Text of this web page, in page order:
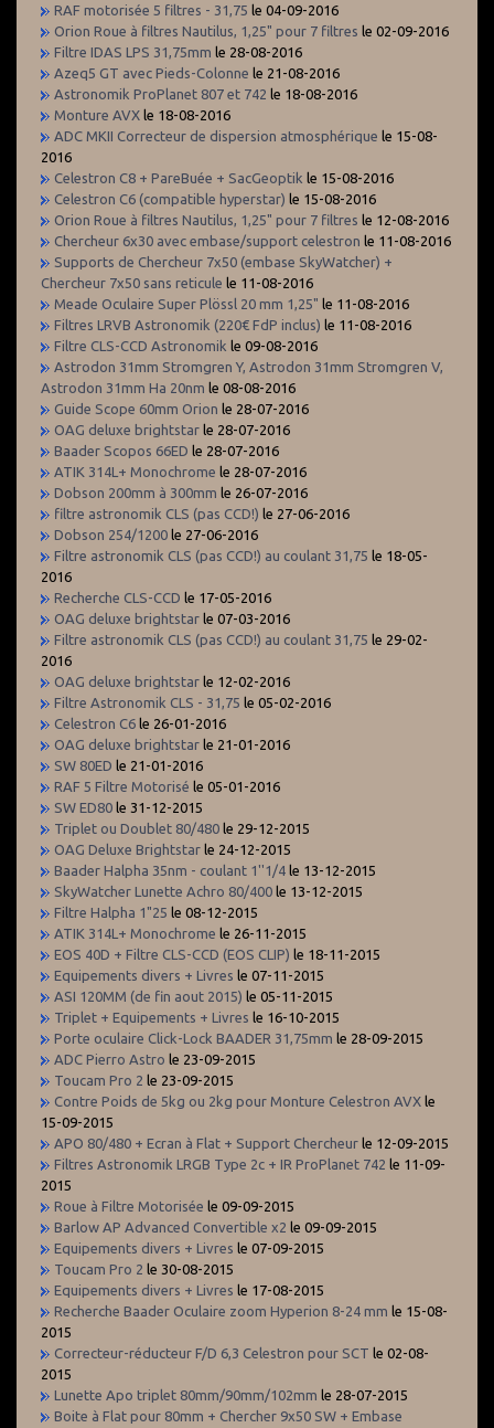
RAF motorisée 5 filtres - 31,75 le 04-09-2016
Orion Roue à filtres Nautilus, 1,25" pour 7 filtres le 02-09-2016
Filtre IDAS LPS 31,75mm le 28-08-2016
Azeq5 GT avec Pieds-Colonne le 21-08-2016
Astronomik ProPlanet 807 et 742 le 18-08-2016
Monture AVX le 18-08-2016
ADC MKII Correcteur de dispersion atmosphérique le 15-08-
2016
Celestron C8 + PareBuée + SacGeoptik le 15-08-2016
Celestron C6 (compatible hyperstar) le 15-08-2016
Orion Roue à filtres Nautilus, 1,25" pour 7 filtres le 12-08-2016
Chercheur 6x30 avec embase/support celestron le 11-08-2016
Supports de Chercheur 7x50 (embase SkyWatcher) +
Chercheur 7x50 sans reticule le 11-08-2016
Meade Oculaire Super Plössl 20 mm 1,25" le 11-08-2016
Filtres LRVB Astronomik (220€ FdP inclus) le 11-08-2016
Filtre CLS-CCD Astronomik le 09-08-2016
Astrodon 31mm Stromgren Y, Astrodon 31mm Stromgren V,
Astrodon 31mm Ha 20nm le 08-08-2016
Guide Scope 60mm Orion le 28-07-2016
OAG deluxe brightstar le 28-07-2016
Baader Scopos 66ED le 28-07-2016
ATIK 314L+ Monochrome le 28-07-2016
Dobson 200mm à 300mm le 26-07-2016
filtre astronomik CLS (pas CCD!) le 27-06-2016
Dobson 254/1200 le 27-06-2016
Filtre astronomik CLS (pas CCD!) au coulant 31,75 le 18-05-
2016
Recherche CLS-CCD le 17-05-2016
OAG deluxe brightstar le 07-03-2016
Filtre astronomik CLS (pas CCD!) au coulant 31,75 le 29-02-
2016
OAG deluxe brightstar le 12-02-2016
Filtre Astronomik CLS - 31,75 le 05-02-2016
Celestron C6 le 26-01-2016
OAG deluxe brightstar le 21-01-2016
SW 80ED le 21-01-2016
RAF 5 Filtre Motorisé le 05-01-2016
SW ED80 le 31-12-2015
Triplet ou Doublet 80/480 le 29-12-2015
OAG Deluxe Brightstar le 24-12-2015
Baader Halpha 35nm - coulant 1''1/4 le 13-12-2015
SkyWatcher Lunette Achro 80/400 le 13-12-2015
Filtre Halpha 1"25 le 08-12-2015
ATIK 314L+ Monochrome le 26-11-2015
EOS 40D + Filtre CLS-CCD (EOS CLIP) le 18-11-2015
Equipements divers + Livres le 07-11-2015
ASI 120MM (de fin aout 2015) le 05-11-2015
Triplet + Equipements + Livres le 16-10-2015
Porte oculaire Click-Lock BAADER 31,75mm le 28-09-2015
ADC Pierro Astro le 23-09-2015
Toucam Pro 2 le 23-09-2015
Contre Poids de 5kg ou 2kg pour Monture Celestron AVX le
15-09-2015
APO 80/480 + Ecran à Flat + Support Chercheur le 12-09-2015
Filtres Astronomik LRGB Type 2c + IR ProPlanet 742 le 11-09-
2015
Roue à Filtre Motorisée le 09-09-2015
Barlow AP Advanced Convertible x2 le 09-09-2015
Equipements divers + Livres le 07-09-2015
Toucam Pro 2 le 30-08-2015
Equipements divers + Livres le 17-08-2015
Recherche Baader Oculaire zoom Hyperion 8-24 mm le 15-08-
2015
Correcteur-réducteur F/D 6,3 Celestron pour SCT le 02-08-
2015
Lunette Apo triplet 80mm/90mm/102mm le 28-07-2015
Boite à Flat pour 80mm + Chercher 9x50 SW + Embase